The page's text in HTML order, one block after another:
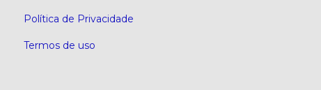
Política de Privacidade
Termos de uso